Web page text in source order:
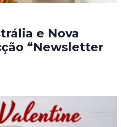
e Nova
“Newsletter